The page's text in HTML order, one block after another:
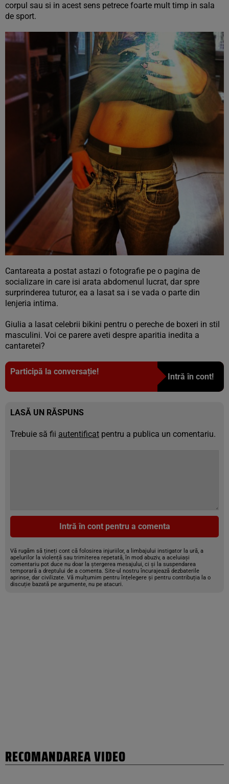
corpul sau si in acest sens petrece foarte mult timp in sala
de sport.
Cantareata a postat astazi o fotografie pe o pagina de
socializare in care isi arata abdomenul lucrat, dar spre
surprinderea tuturor, ea a lasat sa i se vada o parte din
lenjeria intima.
Giulia a lasat celebrii bikini pentru o pereche de boxeri in stil
masculini. Voi ce parere aveti despre aparitia inedita a
cantaretei?
Participă la conversație!
Intră în cont!
LASĂ UN RĂSPUNS
Trebuie să fii autentificat pentru a publica un comentariu.
Intră în cont pentru a comenta
Vă rugăm să țineți cont că folosirea injuriilor, a limbajului instigator la ură, a
apelurilor la violență sau trimiterea repetată, în mod abuziv, a aceluiași
comentariu pot duce nu doar la ștergerea mesajului, ci și la suspendarea
temporară a dreptului de a comenta. Site-ul nostru încurajează dezbaterile
aprinse, dar civilizate. Vă mulțumim pentru înțelegere și pentru contribuția la o
discuție bazată pe argumente, nu pe atacuri.
RECOMANDAREA VIDEO